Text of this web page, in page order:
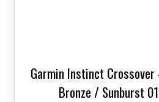
Garmin Instinct Crossover
Bronze / Sunburst